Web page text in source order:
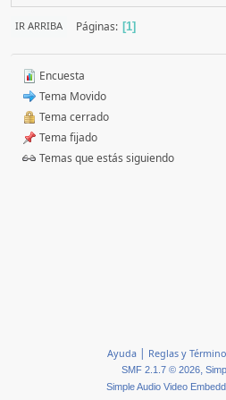
IR ARRIBA Páginas 1
Encuesta
Tema Movido
Tema cerrado
Tema fijado
Temas que estás siguiendo
Ayuda | Reglas y
SMF 2.1.7 © 2026,
Simple Audio Video